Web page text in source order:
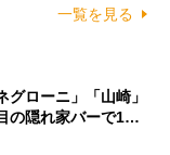
一覧を見る
グローニ」「山崎」
の隠れ家バーで1…